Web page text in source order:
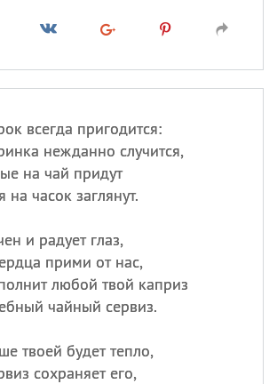
всегда пригодится:
нежданно случится,
на чай придут
на часок заглянут.
и радует глаз,
прими от нас,
любой твой каприз
чайный сервиз.
твоей будет тепло,
сохраняет его,